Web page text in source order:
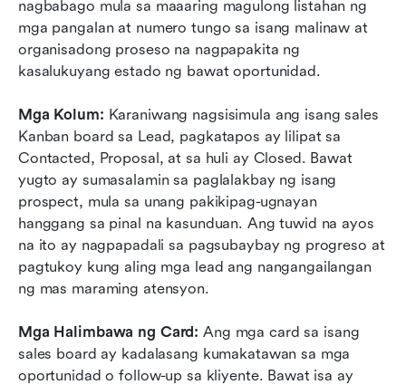
nagbabago mula sa maaaring magulong listahan ng
mga pangalan at numero tungo sa isang malinaw at
organisadong proseso na nagpapakita ng
kasalukuyang estado ng bawat oportunidad.
Mga Kolum: Karaniwang nagsisimula ang isang sales
Kanban board sa Lead, pagkatapos ay lilipat sa
Contacted, Proposal, at sa huli ay Closed. Bawat
yugto ay sumasalamin sa paglalakbay ng isang
prospect, mula sa unang pakikipag-ugnayan
hanggang sa pinal na kasunduan. Ang tuwid na ayos
na ito ay nagpapadali sa pagsubaybay ng progreso at
pagtukoy kung aling mga lead ang nangangailangan
ng mas maraming atensyon.
Mga Halimbawa ng Card: Ang mga card sa isang
sales board ay kadalasang kumakatawan sa mga
oportunidad o follow-up sa kliyente. Bawat isa ay